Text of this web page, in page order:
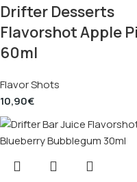
Drifter Desserts
Flavorshot Apple
60ml
Flavor Shots
10,90€